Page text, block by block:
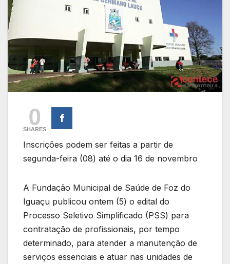
0
SHARES
Inscrições podem ser feitas a partir de
segunda-feira (08) até o dia 16 de novembro
A Fundação Municipal de Saúde de Foz do
Iguaçu publicou ontem (5) o edital do
Processo Seletivo Simplificado (PSS) para
contratação de profissionais, por tempo
determinado, para atender a manutenção de
serviços essenciais e atuar nas unidades de